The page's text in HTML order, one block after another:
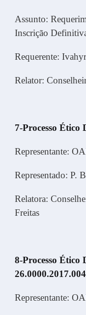
Assunto:
Inscrição
Requerente:
Relator:
7-Processo Ético
Representante:
Representado: P. B
Relatora:
Freitas
8-Processo Ético
Representante: